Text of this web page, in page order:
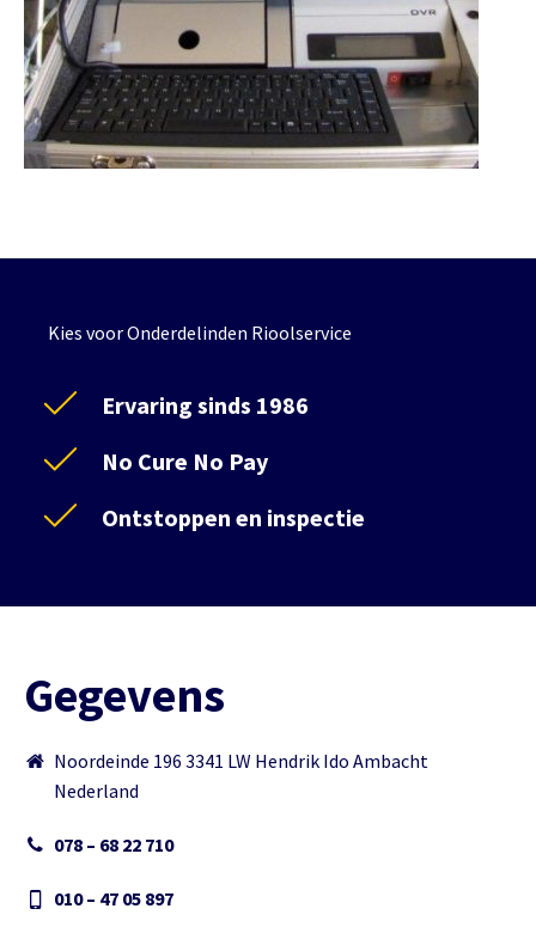
Kies voor Onderdelinden Rioolservice
Ervaring sinds 1986
No Cure No Pay
Ontstoppen en inspectie
Gegevens
Noordeinde 196 3341 LW Hendrik Ido Ambacht
Nederland
078 – 68 22 710
010 – 47 05 897